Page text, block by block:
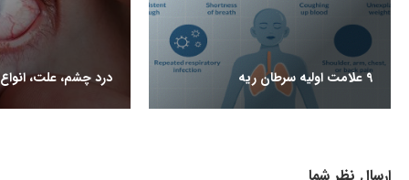
9 علامت اولیه سرطان ریه درد چشم، علت،